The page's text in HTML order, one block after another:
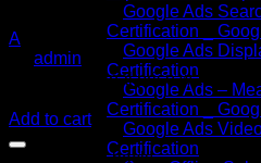
Google Ads
Certification _
Google Ads
Certification
Google Ads –
Certification _
Google Ads
Certification
A
admin
Original price was: 8,000
Add to cart
Hi, Welcome back!